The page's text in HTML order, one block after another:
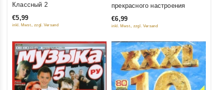
5
Классный 2
€5,99
inkl. Mwst., zzgl. Versand
5
прекрасного настроения
€6,99
inkl. Mwst., zzgl. Versand